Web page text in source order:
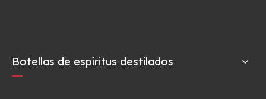
Botellas de espíritus destilados